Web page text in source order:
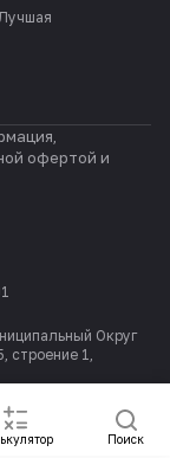
Поиск
офертой и
Округ
строение 1,